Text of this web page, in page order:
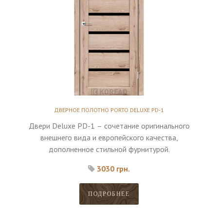
ДВЕРНОЕ ПОЛОТНО PORTO DELUXE PD-1
Двери Deluxe PD-1 – сочетание оригинального
внешнего вида и европейского качества,
дополненное стильной фурнитурой.
3030 грн.
ПОДРОБНЕЕ